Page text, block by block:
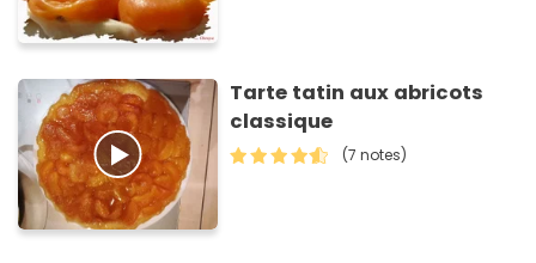
Tarte tatin aux abricots
classique
(7 notes)